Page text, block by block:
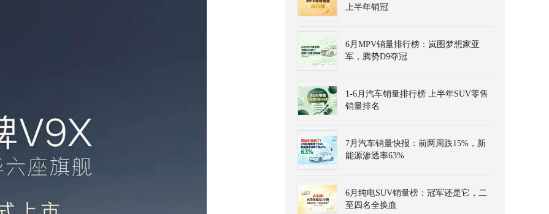
上半年销冠
6月MPV销量排行榜：岚图梦想家亚
军，腾势D9夺冠
1-6月汽车销量排行榜 上半年SUV零售
销量排名
7月汽车销量快报：前两周跌15%，新
能源渗透率63%
6月纯电SUV销量榜：冠军还是它，二
至四名全换血